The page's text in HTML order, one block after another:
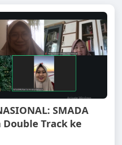
SMADA
Double Track ke